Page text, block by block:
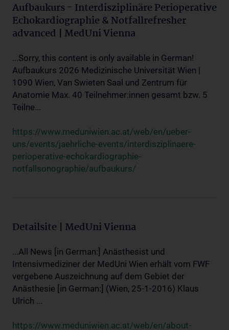
Aufbaukurs - Interdisziplinäre Perioperative
Echokardiographie & Notfallrefresher
advanced | MedUni Vienna
...Sorry, this content is only available in German!
Aufbaukurs 2026 Medizinische Universität Wien |
1090 Wien, Van Swieten Saal und Zentrum für
Anatomie Max. 40 Teilnehmer:innen gesamt bzw. 5
Teilne...
https://www.meduniwien.ac.at/web/en/ueber-
uns/events/jaehrliche-events/interdisziplinaere-
perioperative-echokardiographie-
notfallsonographie/aufbaukurs/
Detailsite | MedUni Vienna
...All News [in German:] Anästhesist und
Intensivmediziner der MedUni Wien erhält vom FWF
vergebene Auszeichnung auf dem Gebiet der
Anästhesie [in German:] (Wien, 25-1-2016) Klaus
Ulrich ...
https://www.meduniwien.ac.at/web/en/about-